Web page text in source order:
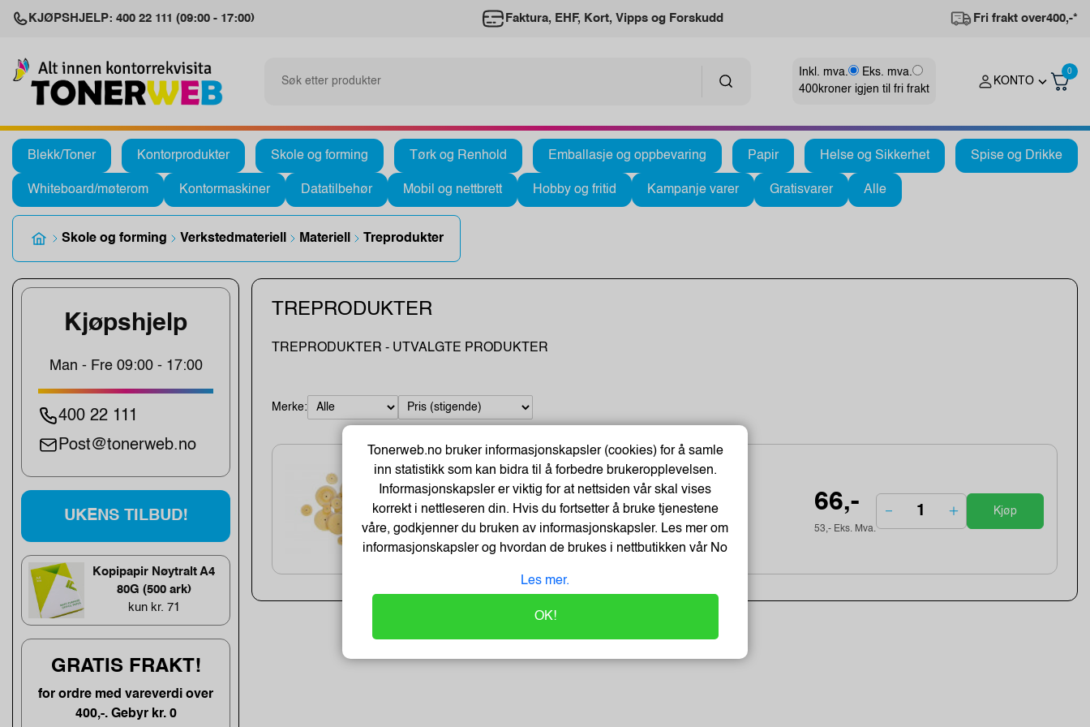
KJØPSHJELP: 400 22 111 (09:00 - 17:00) Faktura, EHF, Kort, Vipps og Forskudd Fri frakt over400,-*
Inkl. mva.
Eks. mva.
400kroner igjen til fri frakt
KONTO
0
Blekk/Toner Kontorprodukter Skole og forming Tørk og Renhold Emballasje og oppbevaring Papir Helse og Sikkerhet Spise og Drikke
Whiteboard/møterom Kontormaskiner Datatilbehør Mobil og nettbrett Hobby og fritid Kampanje varer Gratisvarer Alle
Skole og forming Verkstedmateriell Materiell Treprodukter
Kjøpshjelp
Man - Fre 09:00 - 17:00
400 22 111
Post@tonerweb.no
UKENS TILBUD!
Kopipapir Nøytralt A4
80G (500 ark)
kun kr. 71
GRATIS FRAKT!
for ordre med vareverdi over
400,-. Gebyr kr. 0
TREPRODUKTER
TREPRODUKTER - UTVALGTE PRODUKTER
Merke:
Trehjul Diameter 34Mm (50 stk)
Lagerstatus:74 stk på lager.
Sendes om:14 dager
66,-
53,- Eks. Mva.
Kjøp
Tonerweb.no bruker informasjonskapsler (cookies) for å samle
inn statistikk som kan bidra til å forbedre brukeropplevelsen.
Informasjonskapsler er viktig for at nettsiden vår skal vises
korrekt i nettleseren din. Hvis du fortsetter å bruke tjenestene
våre, godkjenner du bruken av informasjonskapsler. Les mer om
informasjonskapsler og hvordan de brukes i nettbutikken vårNo
Les mer.
OK!